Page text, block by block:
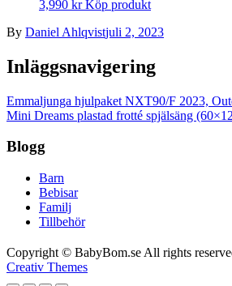
3,990 kr Köp produkt
By Daniel Ahlqvistjuli 2, 2023
Inläggsnavigering
Emmaljunga hjulpaket NXT90/F 2023,
Mini Dreams plastad frotté spjälsäng
Blogg
Barn
Bebisar
Familj
Tillbehör
Copyright © BabyBom.se All rights
Creativ Themes